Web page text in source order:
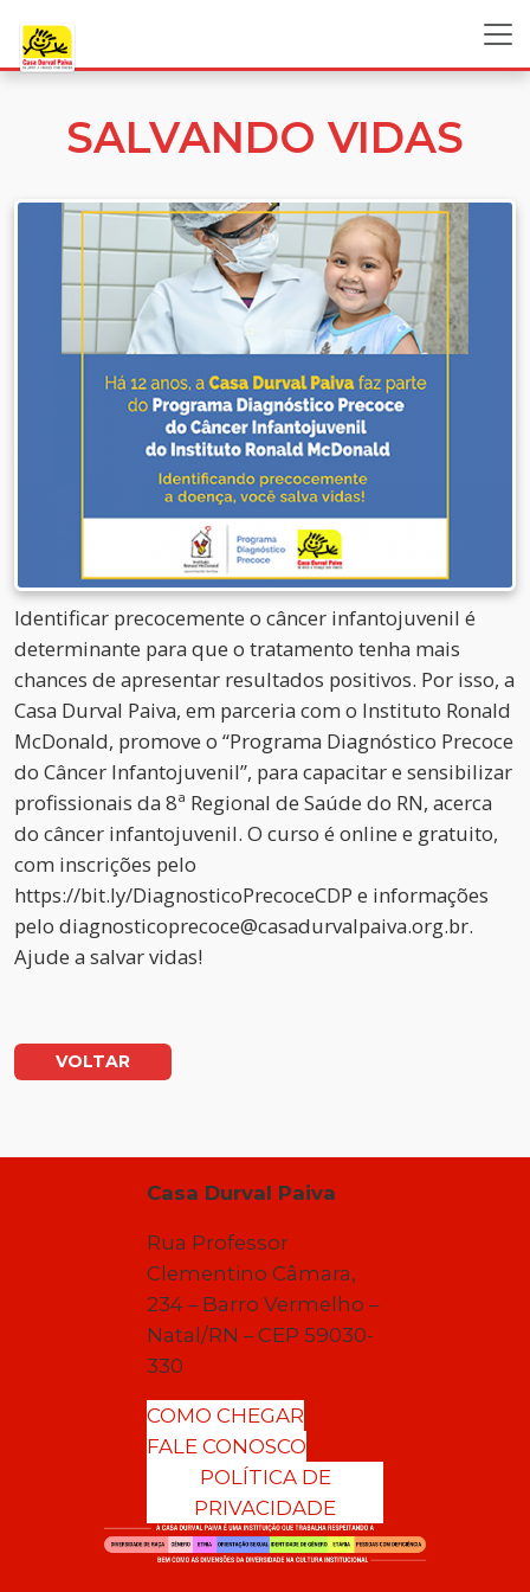
SALVANDO VIDAS
Identificar precocemente o câncer infantojuvenil é
determinante para que o tratamento tenha mais
chances de apresentar resultados positivos. Por isso, a
Casa Durval Paiva, em parceria com o Instituto Ronald
McDonald, promove o “Programa Diagnóstico Precoce
do Câncer Infantojuvenil”, para capacitar e sensibilizar
profissionais da 8ª Regional de Saúde do RN, acerca
do câncer infantojuvenil. O curso é online e gratuito,
com inscrições pelo
https://bit.ly/DiagnosticoPrecoceCDP e informações
pelo diagnosticoprecoce@casadurvalpaiva.org.br.
Ajude a salvar vidas!
VOLTAR
Casa Durval Paiva
Rua Professor
Clementino Câmara,
234 – Barro Vermelho –
Natal/RN – CEP 59030-
330
COMO CHEGAR
FALE CONOSCO
POLÍTICA DE
PRIVACIDADE